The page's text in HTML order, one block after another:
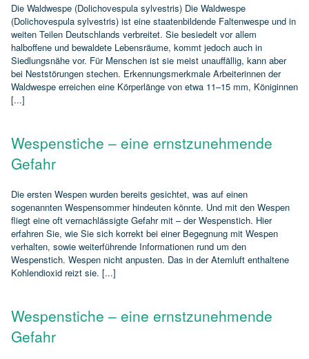
Die Waldwespe (Dolichovespula sylvestris) Die Waldwespe
(Dolichovespula sylvestris) ist eine staatenbildende Faltenwespe und in
weiten Teilen Deutschlands verbreitet. Sie besiedelt vor allem
halboffene und bewaldete Lebensräume, kommt jedoch auch in
Siedlungsnähe vor. Für Menschen ist sie meist unauffällig, kann aber
bei Neststörungen stechen. Erkennungsmerkmale Arbeiterinnen der
Waldwespe erreichen eine Körperlänge von etwa 11–15 mm, Königinnen
[...]
Wespenstiche – eine ernstzunehmende
Gefahr
Die ersten Wespen wurden bereits gesichtet, was auf einen
sogenannten Wespensommer hindeuten könnte. Und mit den Wespen
fliegt eine oft vernachlässigte Gefahr mit – der Wespenstich. Hier
erfahren Sie, wie Sie sich korrekt bei einer Begegnung mit Wespen
verhalten, sowie weiterführende Informationen rund um den
Wespenstich. Wespen nicht anpusten. Das in der Atemluft enthaltene
Kohlendioxid reizt sie. [...]
Wespenstiche – eine ernstzunehmende
Gefahr